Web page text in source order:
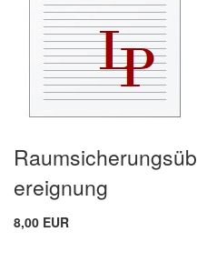
Raumsicherungsüb
ereignung
8,00 EUR